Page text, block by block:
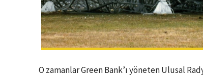
O zamanlar Green Bank’ı yöneten Ulusal